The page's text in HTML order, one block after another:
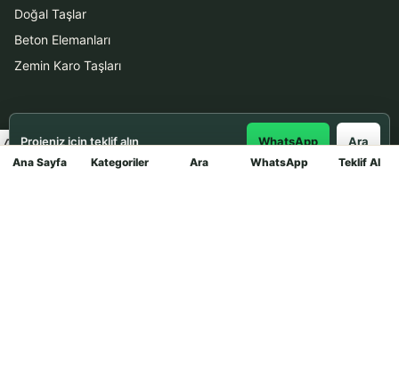
Ana Sayfa Kategoriler Ara WhatsApp Teklif Al
Doğal Taşlar
Beton Elemanları
Zemin Karo Taşları
Hizmetler
Uygulama
Projeniz için teklif alın WhatsApp Ara